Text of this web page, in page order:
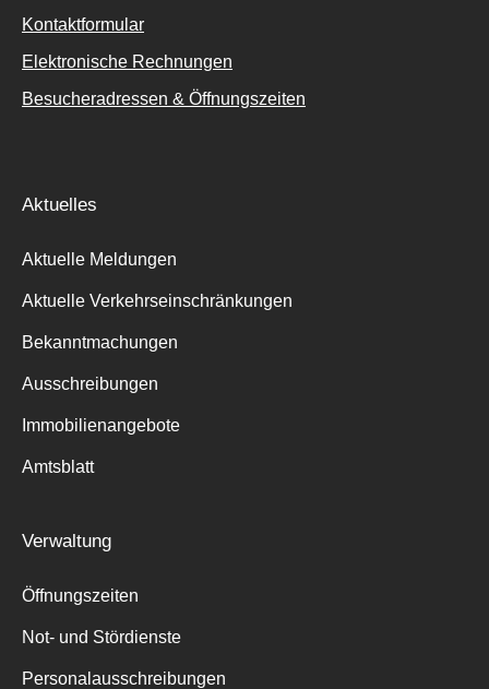
Kontaktformular
Elektronische Rechnungen
Besucheradressen & Öffnungszeiten
Aktuelles
Aktuelle Meldungen
Aktuelle Verkehrseinschränkungen
Bekanntmachungen
Ausschreibungen
Immobilienangebote
Amtsblatt
Verwaltung
Öffnungszeiten
Not- und Stördienste
Personalausschreibungen